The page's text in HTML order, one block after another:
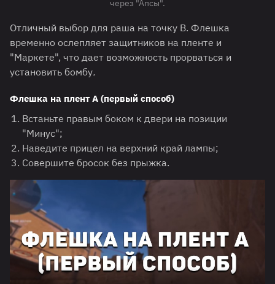
через "Апсы".
Отличный выбор для раша на точку B. Флешка
временно ослепляет защитников на пленте и
"Маркете", что дает возможность прорваться и
установить бомбу.
Флешка на плент А (первый способ)
Встаньте правым боком к двери на позиции
"Минус";
Наведите прицел на верхний край лампы;
Совершите бросок без прыжка.